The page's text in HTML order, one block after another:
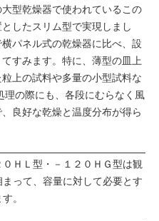
型乾燥器で使われているこの
したスリム型で実現しまし
パネル式の乾燥器に比べ、設
すみます。特に、薄型の皿上
上の試料や多量の小型試料な
理の際にも、各段にむらなく風
良好な乾燥と温度分布が得ら
ＨＬ型・－１２０ＨＧ型は観
って、容量に対して必要とす
。